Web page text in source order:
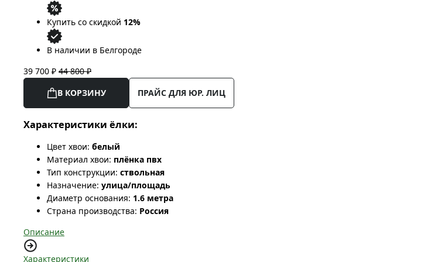
Купить со скидкой 12%
В наличии в Белгороде
39 700 ₽ 44 800 ₽
В КОРЗИНУ
ПРАЙС ДЛЯ ЮР. ЛИЦ
Характеристики ёлки:
Цвет хвои: белый
Материал хвои: плёнка пвх
Тип конструкции: ствольная
Назначение: улица/площадь
Диаметр основания: 1.6 метра
Страна производства: Россия
Описание
Характеристики